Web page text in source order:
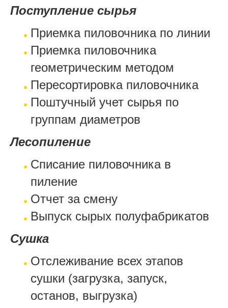
Поступление сырья
Приемка пиловочника по линии
Приемка пиловочника
геометрическим методом
Пересортировка пиловочника
Поштучный учет сырья по
группам диаметров
Лесопиление
Списание пиловочника в
пиление
Отчет за смену
Выпуск сырых полуфабрикатов
Сушка
Отслеживание всех этапов
сушки (загрузка, запуск,
останов, выгрузка)